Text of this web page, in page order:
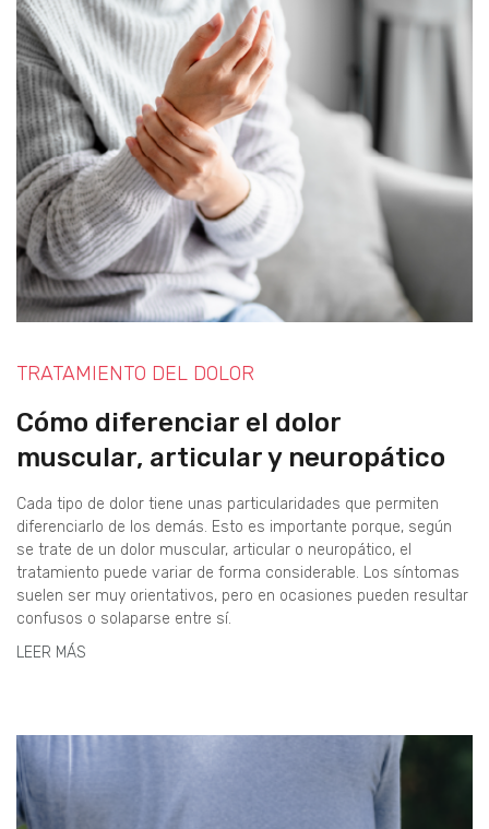
TRATAMIENTO DEL DOLOR
Cómo diferenciar el dolor
muscular, articular y neuropático
Cada tipo de dolor tiene unas particularidades que permiten
diferenciarlo de los demás. Esto es importante porque, según
se trate de un dolor muscular, articular o neuropático, el
tratamiento puede variar de forma considerable. Los síntomas
suelen ser muy orientativos, pero en ocasiones pueden resultar
confusos o solaparse entre sí.
LEER MÁS